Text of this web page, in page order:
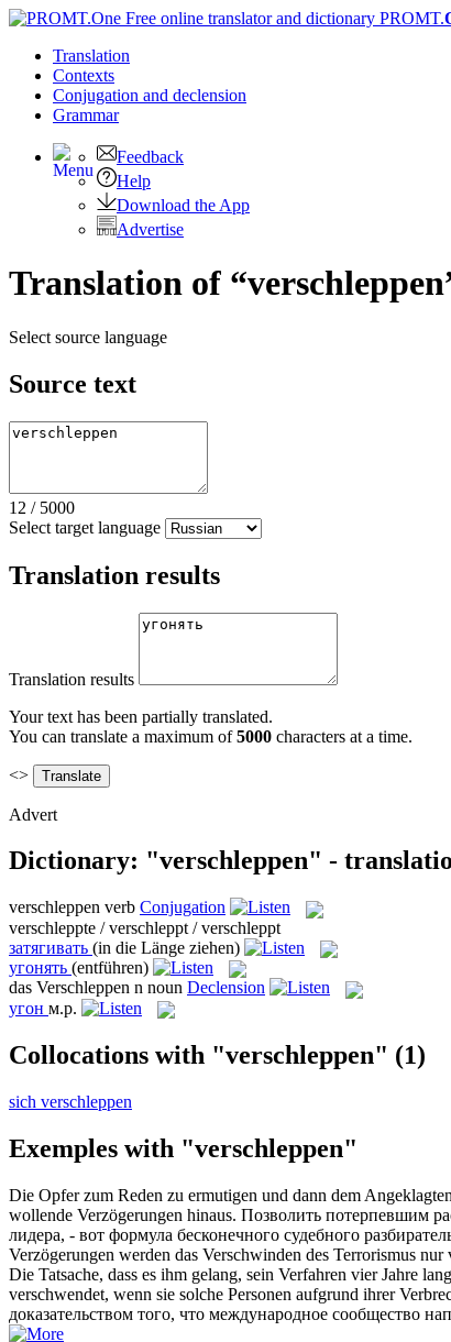
PROMT.
Translation
Contexts
Conjugation and declension
Grammar
Feedback
Help
Download the App
Advertise
Translation of
Select source language
Source text
12 / 5000
Select target language
Translation results
Translation results
Your text has been partially translated.
You can translate a maximum of5000 characters at a time.
<>
Advert
Dictionary: "verschleppen" -
verschleppen verb Conjugation
verschleppte / verschleppt / verschleppt
затягивать (in die Länge ziehen)
угонять (entführen)
das Verschleppen n noun Declension
угон м.р.
Collocations with "verschleppen" (1)
sich verschleppen
Exemples with "verschleppen"
Die Opfer zum Reden zu ermutigen und dann dem
wollende Verzögerungen hinaus. Позволить потерпевшим
лидера, - вот формула бесконечного судебного
Verzögerungen werden das Verschwinden des Terrorismus nur
Die Tatsache, dass es ihm gelang, sein Verfahren vier Jahre
verschwendet, wenn sie solche Personen aufgrund ihrer
доказательством того, что международное сообщество